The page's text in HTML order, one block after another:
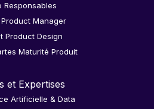
Responsables
Manager
Product Design
Maturité Produit
et Expertises
Artificielle & Data